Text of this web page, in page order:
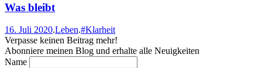
Was bleibt
16. Juli 2020.Leben.#Klarheit
Verpasse keinen Beitrag mehr!
Abonniere meinen Blog und erhalte alle Neuigkeiten
Name